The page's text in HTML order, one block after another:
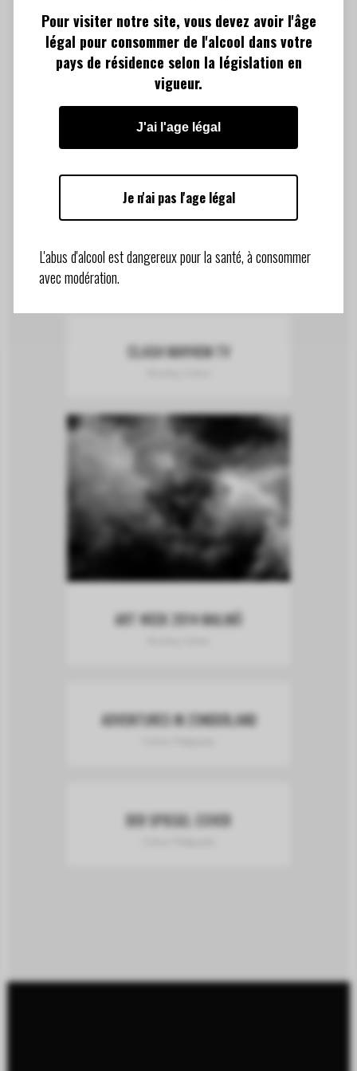
CATEGORY
Branding, Culture
Related Projects
CLASH MAYHEM TV
ART WEEK 2014 MALMÖ
ADVENTURES IN ZONDERLAND
DER SPIEGEL COVER
Pour visiter notre site, vous devez avoir l'âge
légal pour consommer de l'alcool dans votre
pays de résidence selon la législation en
vigueur.
J'ai l'age légal
Je n'ai pas l'age légal
L'abus d'alcool est dangereux pour la santé, à consommer
avec modération.